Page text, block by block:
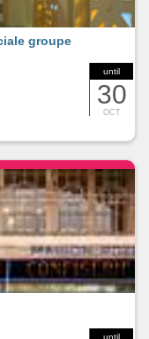
until
30
OCT
groupe
until